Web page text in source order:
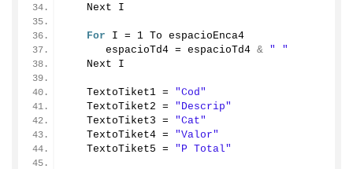
   Next I
For I = 1 To espacioEnca4
      espacioTd4 = espacioTd4
& " "
   Next I
   TextoTiket1 =
"Cod"
   TextoTiket2 =
"Descrip"
   TextoTiket3 =
"Cat"
   TextoTiket4 =
"Valor"
   TextoTiket5 =
"P Total"